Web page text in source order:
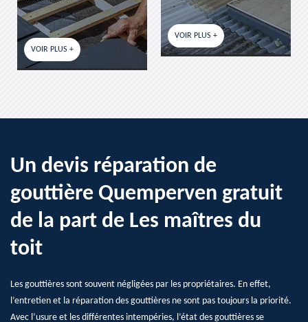
VOIR PLUS +
VOIR PLUS +
Un devis réparation de
gouttière Quemperven gratuit
de la part de Les maîtres du
toit
Les gouttières sont souvent négligées par les propriétaires. En effet,
l’entretien et la réparation des gouttières ne sont pas toujours la priorité.
Avec l’usure et les différentes intempéries, l’état des gouttières se